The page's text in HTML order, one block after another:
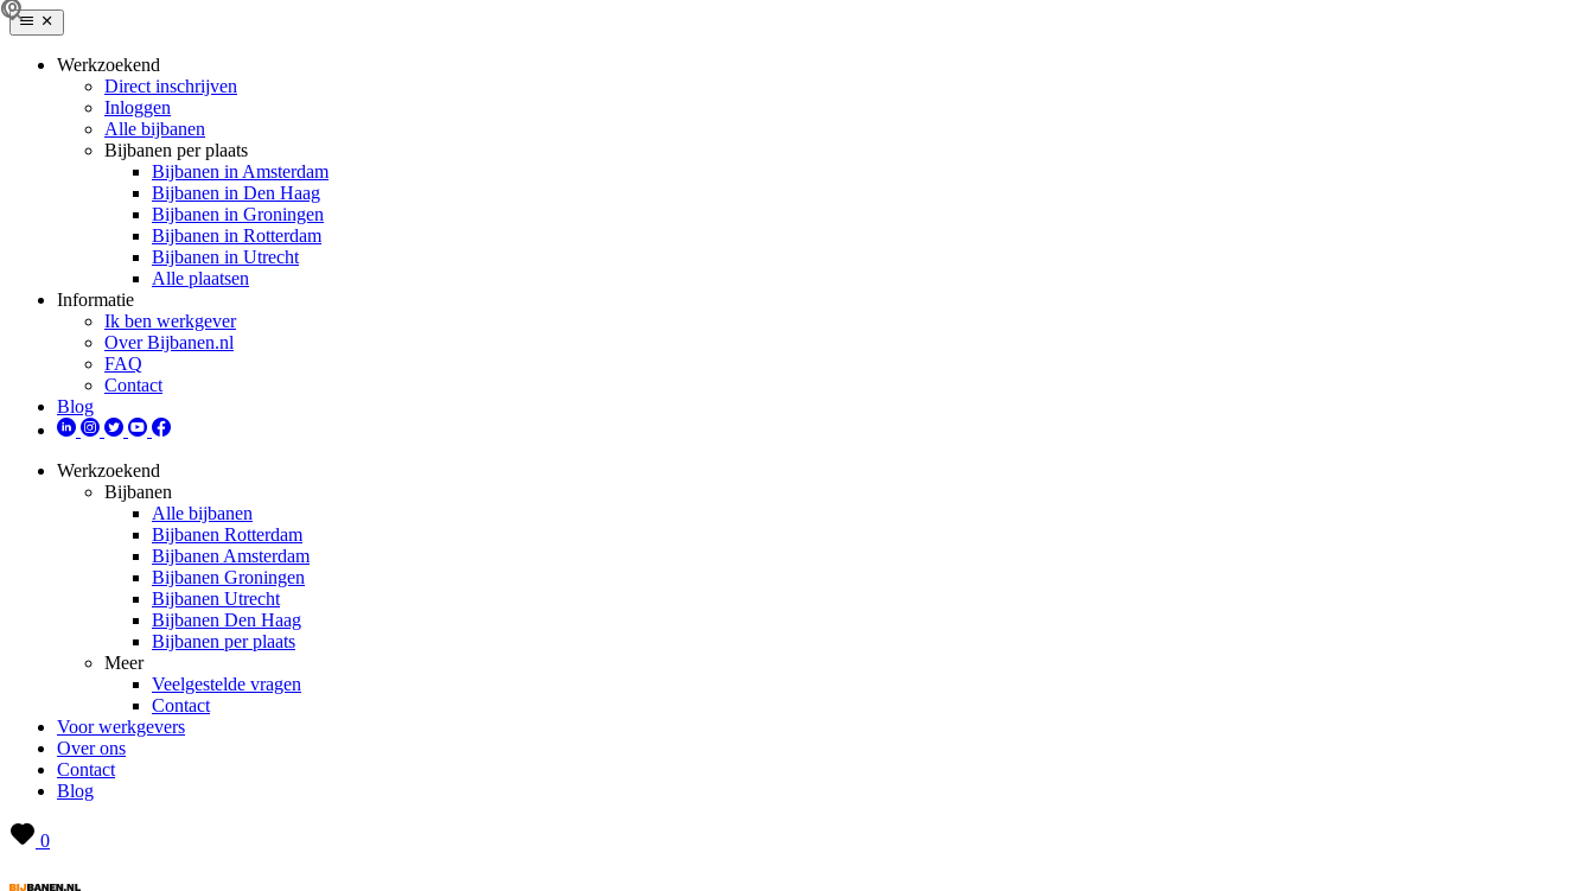
Werkzoekend
Direct inschrijven
Inloggen
Alle bijbanen
Bijbanen per plaats
Bijbanen in Amsterdam
Bijbanen in Den Haag
Bijbanen in Groningen
Bijbanen in Rotterdam
Bijbanen in Utrecht
Alle plaatsen
Informatie
Ik ben werkgever
Over Bijbanen.nl
FAQ
Contact
Blog
Werkzoekend
Bijbanen
Alle bijbanen
Bijbanen Rotterdam
Bijbanen Amsterdam
Bijbanen Groningen
Bijbanen Utrecht
Bijbanen Den Haag
Bijbanen per plaats
Meer
Veelgestelde vragen
Contact
Voor werkgevers
Over ons
Contact
Blog
0